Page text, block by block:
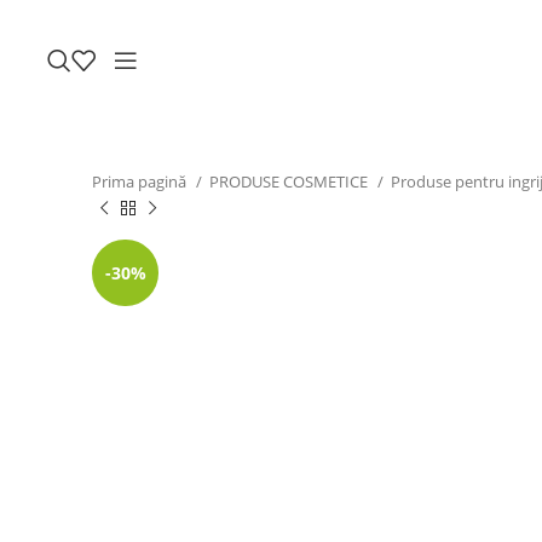
Prima pagină PRODUSE COSMETICE Produse pentru
-30%